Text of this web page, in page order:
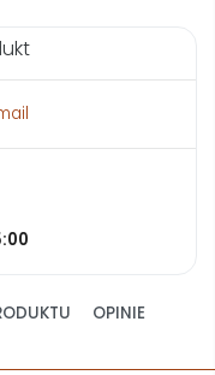
OPINIE